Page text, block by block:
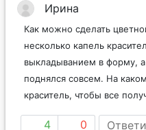
Ирина
Как можно сделать
несколько капель
выкладыванием в форму,
поднялся совсем. На
краситель, чтобы все
4 0